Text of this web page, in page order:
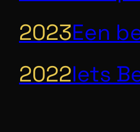
2023Een
2022Iets